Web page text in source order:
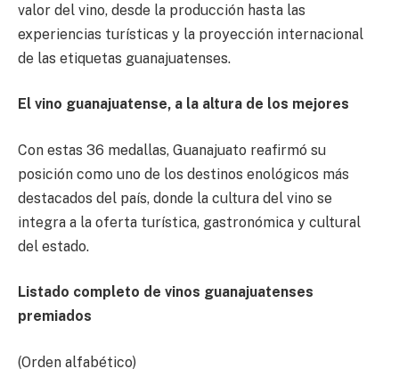
valor del vino, desde la producción hasta las
experiencias turísticas y la proyección internacional
de las etiquetas guanajuatenses.
El vino guanajuatense, a la altura de los mejores
Con estas 36 medallas, Guanajuato reafirmó su
posición como uno de los destinos enológicos más
destacados del país, donde la cultura del vino se
integra a la oferta turística, gastronómica y cultural
del estado.
Listado completo de vinos guanajuatenses
premiados
(Orden alfabético)